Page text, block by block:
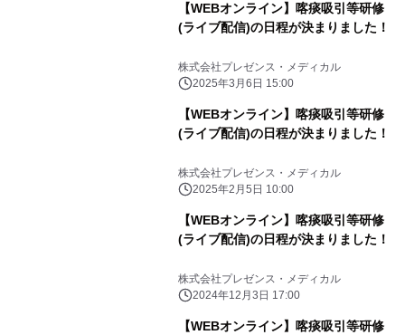
【WEBオンライン】喀痰吸引等研修
(ライブ配信)の日程が決まりました！
株式会社プレゼンス・メディカル
2025年3月6日 15:00
【WEBオンライン】喀痰吸引等研修
(ライブ配信)の日程が決まりました！
株式会社プレゼンス・メディカル
2025年2月5日 10:00
【WEBオンライン】喀痰吸引等研修
(ライブ配信)の日程が決まりました！
株式会社プレゼンス・メディカル
2024年12月3日 17:00
【WEBオンライン】喀痰吸引等研修